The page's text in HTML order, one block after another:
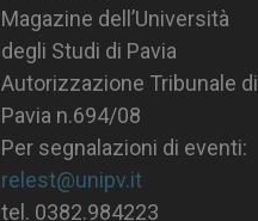
Magazine dell’Università
degli Studi di Pavia
Autorizzazione Tribunale di
Pavia n.694/08
Per segnalazioni di eventi:
relest@unipv.it
tel. 0382.984223